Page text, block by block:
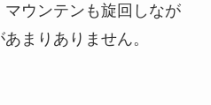
ウンテンも旋回しなが
まりありません。